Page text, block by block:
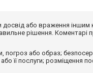
досвід або враження
рішення. Коментарі
погроз або образ;
її послуги; розміщення